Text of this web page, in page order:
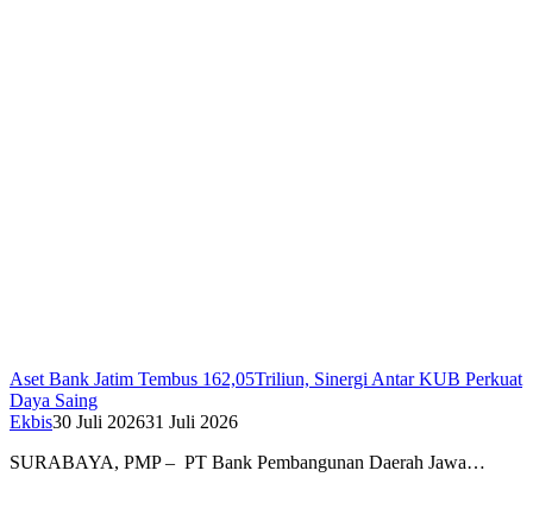
Aset Bank Jatim Tembus 162,05Triliun, Sinergi Antar KUB Perkuat
Daya Saing
Ekbis30 Juli 202631 Juli 2026
SURABAYA, PMP – PT Bank Pembangunan Daerah Jawa…